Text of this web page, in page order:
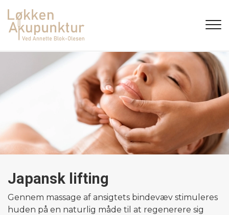
til
hovedindhold
Japansk lifting
Gennem massage af ansigtets bindevæv stimuleres
huden på en naturlig måde til at regenerere sig